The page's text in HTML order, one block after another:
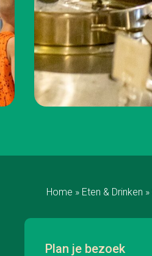
Home » Eten & Drinken »
Plan je bezoek